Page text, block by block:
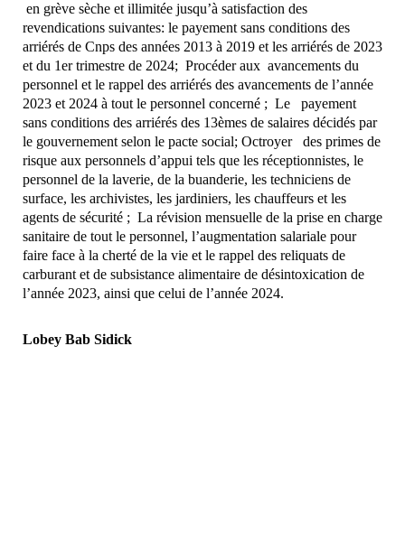
en grève sèche et illimitée jusqu’à satisfaction des
revendications suivantes: le payement sans conditions des
arriérés de Cnps des années 2013 à 2019 et les arriérés de 2023
et du 1er trimestre de 2024; Procéder aux avancements du
personnel et le rappel des arriérés des avancements de l’année
2023 et 2024 à tout le personnel concerné ; Le payement
sans conditions des arriérés des 13èmes de salaires décidés par
le gouvernement selon le pacte social; Octroyer des primes de
risque aux personnels d’appui tels que les réceptionnistes, le
personnel de la laverie, de la buanderie, les techniciens de
surface, les archivistes, les jardiniers, les chauffeurs et les
agents de sécurité ; La révision mensuelle de la prise en charge
sanitaire de tout le personnel, l’augmentation salariale pour
faire face à la cherté de la vie et le rappel des reliquats de
carburant et de subsistance alimentaire de désintoxication de
l’année 2023, ainsi que celui de l’année 2024.
Lobey Bab Sidick